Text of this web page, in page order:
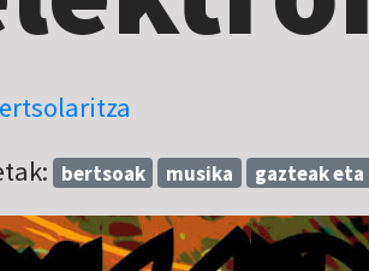
bertsoak musika gazteak